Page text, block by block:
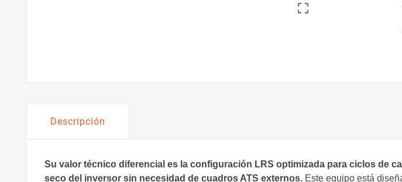

Descripción
Su valor técnico diferencial es la configuración LRS optimizada para ciclos de
seco del inversor sin necesidad de cuadros ATS externos. Este equipo está